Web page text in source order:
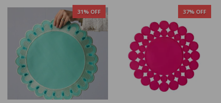
31% OFF 37% OFF